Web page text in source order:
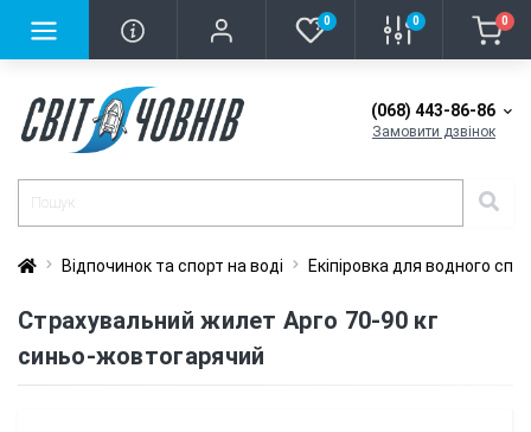
0 0 0
(068) 443-86-86
Замовити дзвінок
Відпочинок та спорт на воді Екіпіровка для водного
Страхувальний жилет Арго 70-90 кг
синьо-жовтогарячий